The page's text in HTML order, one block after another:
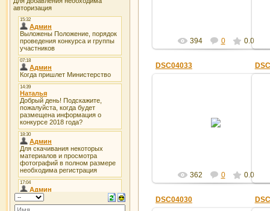
авторизация
394 0 0.0
DSC04033
362 0 0.0
DSC04030